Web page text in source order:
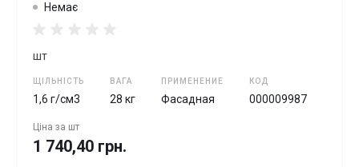
Немає
шт
ЩІЛЬНІСТЬ
1,6 г/см3
ВАГА
28 кг
ПРИМЕНЕНИЕ
Фасадная
КОД
000009987
Ціна за шт
1 740,40 грн.